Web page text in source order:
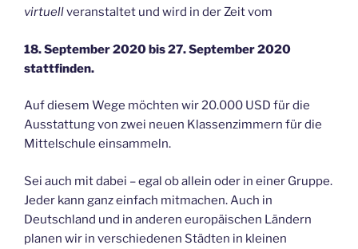
virtuellveranstaltet und wird in der Zeit vom
18. September 2020 bis 27. September 2020
stattfinden.
Auf diesem Wege möchten wir 20.000 USD für die
Ausstattung von zwei neuen Klassenzimmern für die
Mittelschule einsammeln.
Sei auch mit dabei – egal ob allein oder in einer Gruppe.
Jeder kann ganz einfach mitmachen. Auch in
Deutschland und in anderen europäischen Ländern
planen wir in verschiedenen Städten in kleinen